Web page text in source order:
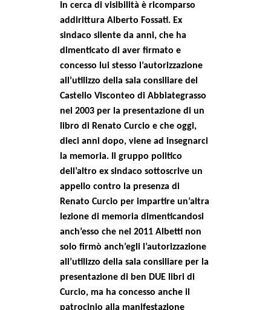
In cerca di visibilità è ricomparso
addirittura Alberto Fossati. Ex
sindaco silente da anni, che ha
dimenticato di aver firmato e
concesso lui stesso l’autorizzazione
all’utilizzo della sala consiliare del
Castello Visconteo di Abbiategrasso
nel 2003 per la presentazione di un
libro di Renato Curcio e che oggi,
dieci anni dopo, viene ad insegnarci
la memoria. Il gruppo politico
dell’altro ex sindaco sottoscrive un
appello contro la presenza di
Renato Curcio per impartire un’altra
lezione di memoria dimenticandosi
anch’esso che nel 2011 Albetti non
solo firmò anch’egli l’autorizzazione
all’utilizzo della sala consiliare per la
presentazione di ben DUE libri di
Curcio, ma ha concesso anche il
patrocinio alla manifestazione